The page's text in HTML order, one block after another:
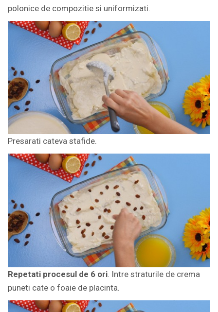
polonice de compozitie si uniformizati.
Presarati cateva stafide.
Repetati procesul de 6 ori. Intre straturile de crema
puneti cate o foaie de placinta.